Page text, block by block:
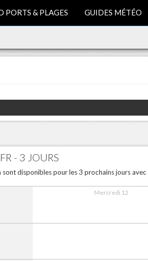
PORTS & PLAGES GUIDES MÉTÉO
- 3 JOURS
disponibles pour les 3 prochains jours avec
Mercredi 12